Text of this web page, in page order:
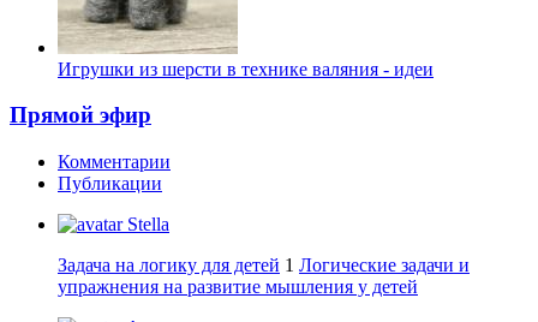
Игрушки из шерсти в технике валяния - идеи
Прямой эфир
Комментарии
Публикации
Stella
Задача на логику для детей 1 Логические задачи и
упражнения на развитие мышления у детей